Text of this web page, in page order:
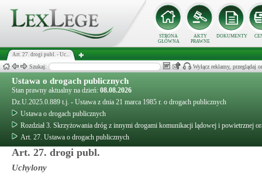
STRONA
GŁÓWNA
AKTY
PRAWNE
DOKUMENTY
Art. 27. drogi publ. - Uc...
Szukaj: Wyłącz reklamy, przeglądaj
Ustawa o drogach publicznych
Stan prawny aktualny na dzień: 08.08.2026
Dz.U.2025.0.889 t.j. - Ustawa z dnia 21 marca 1985 r. o drogach publicznych
Ustawa o drogach publicznych
Rozdział 3. Skrzyżowania dróg z innymi drogami komunikacji lądowej i powietrznej
Art. 27. Ustawa o drogach publicznych
Art. 27. drogi publ.
Uchylony